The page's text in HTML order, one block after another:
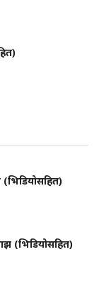
(भिडियोसहित)